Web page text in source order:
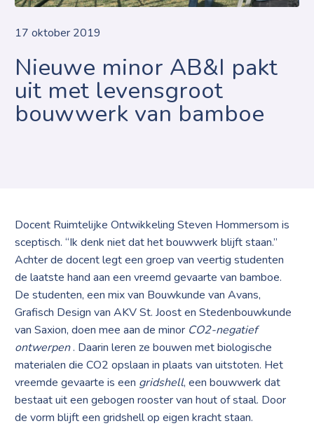
17 oktober 2019
Nieuwe minor AB&I pakt
uit met levensgroot
bouwwerk van bamboe
Docent Ruimtelijke Ontwikkeling Steven Hommersom is
sceptisch. “Ik denk niet dat het bouwwerk blijft staan.”
Achter de docent legt een groep van veertig studenten
de laatste hand aan een vreemd gevaarte van bamboe.
De studenten, een mix van Bouwkunde van Avans,
Grafisch Design van AKV St. Joost en Stedenbouwkunde
van Saxion, doen mee aan de minor CO2-negatief
ontwerpen. Daarin leren ze bouwen met biologische
materialen die CO2 opslaan in plaats van uitstoten. Het
vreemde gevaarte is een gridshell, een bouwwerk dat
bestaat uit een gebogen rooster van hout of staal. Door
de vorm blijft een gridshell op eigen kracht staan.